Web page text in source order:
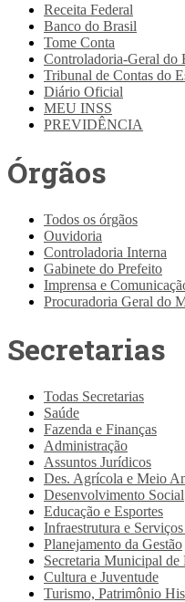
Receita Federal
Banco do Brasil
Tome Conta
Controladoria-Geral do
Tribunal de Contas do
Diário Oficial
MEU INSS
PREVIDÊNCIA
Órgãos
Todos os órgãos
Ouvidoria
Controladoria Interna
Gabinete do Prefeito
Imprensa e
Procuradoria Geral do
Secretarias
Todas Secretarias
Saúde
Fazenda e Finanças
Administração
Assuntos Jurídicos
Des. Agrícola e Meio
Desenvolvimento Social
Educação e Esportes
Infraestrutura e
Planejamento da Gestão
Secretaria Municipal de
Cultura e Juventude
Turismo, Patrimônio